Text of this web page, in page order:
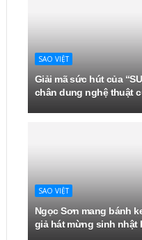
SAO VIỆT
Giải mã sức hút của
chân dung nghệ thuật
SAO VIỆT
Ngọc Sơn mang bánh
giả hát mừng sinh nhật